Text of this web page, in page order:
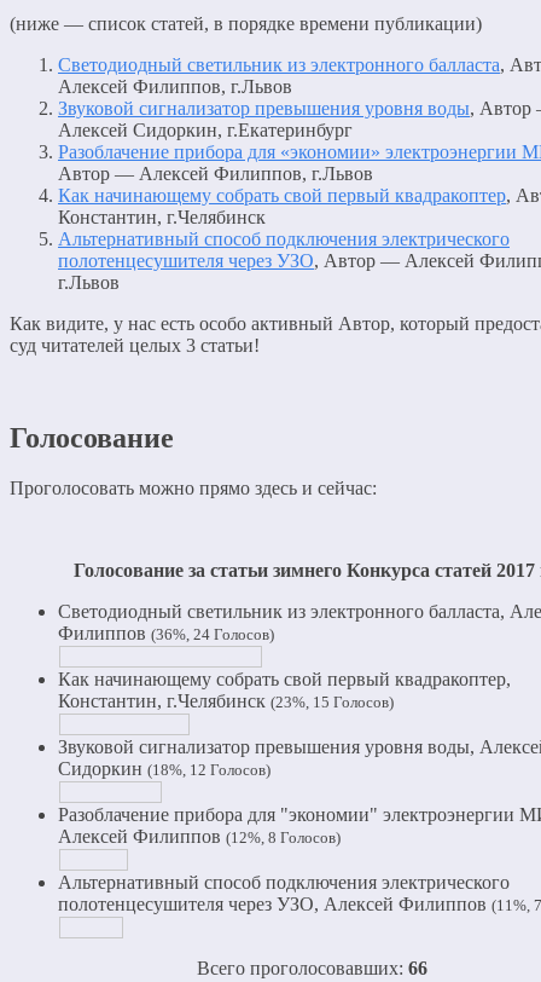
(ниже — список статей, в порядке времени публикации)
Светодиодный светильник из электронного балласта,
Алексей Филиппов, г.Львов
Звуковой сигнализатор превышения уровня воды,
Алексей Сидоркин, г.Екатеринбург
Разоблачение прибора для «экономии» электроэнергии
Автор — Алексей Филиппов, г.Львов
Как начинающему собрать свой первый квадракоптер,
Константин, г.Челябинск
Альтернативный способ подключения электрического
полотенцесушителя через УЗО, Автор — Алексей
г.Львов
Как видите, у нас есть особо активный Автор, который
суд читателей целых 3 статьи!
Голосование
Проголосовать можно прямо здесь и сейчас:
Голосование за статьи зимнего Конкурса статей 2017
Светодиодный светильник из электронного балласта,
Филиппов (36%, 24 Голосов)
Как начинающему собрать свой первый квадракоптер,
Константин, г.Челябинск (23%, 15 Голосов)
Звуковой сигнализатор превышения уровня воды,
Сидоркин (18%, 12 Голосов)
Разоблачение прибора для "экономии" электроэнергии
Алексей Филиппов (12%, 8 Голосов)
Альтернативный способ подключения электрического
полотенцесушителя через УЗО, Алексей Филиппов (11%,
Всего проголосовавших: 66